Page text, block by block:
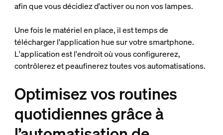
afin que vous décidiez d'activer ou non vos lampes.
Une fois le matériel en place, il est temps de
télécharger l'application hue sur votre smartphone.
L'application est l'endroit où vous configurerez,
contrôlerez et peaufinerez toutes vos automatisations.
Optimisez vos routines
quotidiennes grâce à